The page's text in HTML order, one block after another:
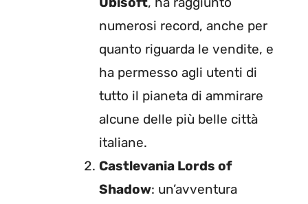
numerosi record, anche per
quanto riguarda le vendite, e
ha permesso agli utenti di
tutto il pianeta di ammirare
alcune delle più belle città
italiane.
Castlevania Lords of
Shadow: un’avventura